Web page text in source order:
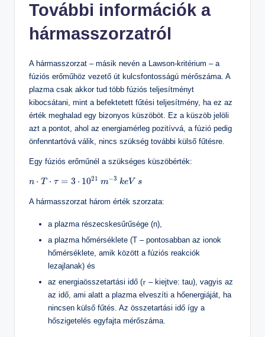
További információk a
hármasszorzatról
A hármasszorzat – másik nevén a Lawson-kritérium – a
fúziós erőműhöz vezető út kulcsfontosságú mérőszáma. A
plazma csak akkor tud több fúziós teljesítményt
kibocsátani, mint a befektetett fűtési teljesítmény, ha ez az
érték meghalad egy bizonyos küszöböt. Ez a küszöb jelöli
azt a pontot, ahol az energiamérleg pozitívvá, a fúzió pedig
önfenntartóvá válik, nincs szükség további külső fűtésre.
Egy fúziós erőműnél a szükséges küszöbérték:
n ⋅ T ⋅ τ = 3 ⋅ 1021 m−3 keV s
A hármasszorzat három érték szorzata:
a plazma részecskesűrűsége (n),
a plazma hőmérséklete (T – pontosabban az ionok
hőmérséklete, amik között a fúziós reakciók
lezajlanak) és
az energiaösszetartási idő (𝜏 – kiejtve: tau), vagyis az
az idő, ami alatt a plazma elveszíti a hőenergiáját, ha
nincsen külső fűtés. Az összetartási idő így a
hőszigetelés egyfajta mérőszáma.